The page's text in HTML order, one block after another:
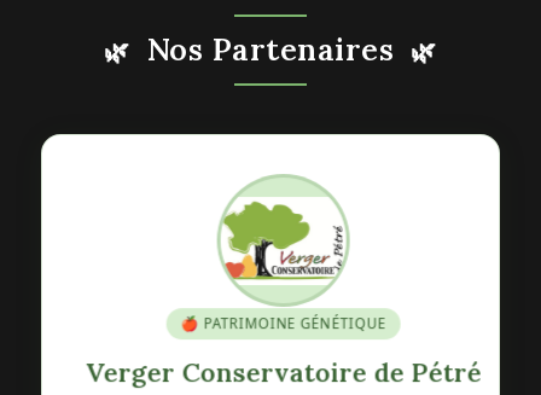
🌿 Nos Partenaires 🌿
🍎 PATRIMOINE GÉNÉTIQUE
Verger Conservatoire de Pétré